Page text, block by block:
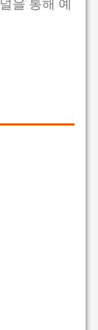
을 통해 예